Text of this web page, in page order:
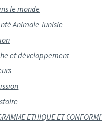
le monde
Animale Tunisie
et développement
ETHIQUE ET